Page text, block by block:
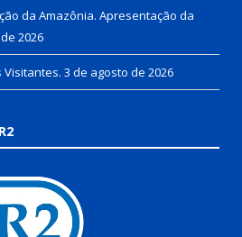
da Amazônia. Apresentação da
2026
Visitantes. 3 de agosto de 2026